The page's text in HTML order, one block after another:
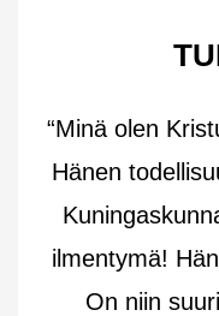
“Minä olen
Hänen
ilmentymä!
On niin